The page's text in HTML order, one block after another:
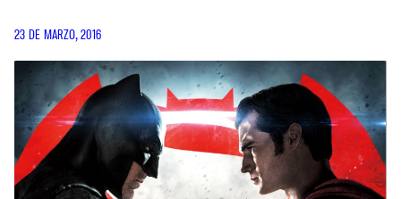
23 DE MARZO, 2016